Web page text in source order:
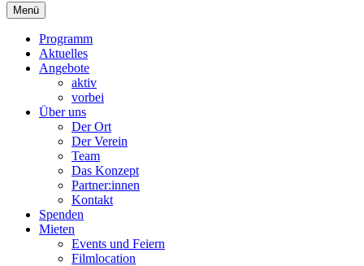
Primäres
Menü
Menü
Programm
Aktuelles
Angebote
aktiv
vorbei
Über uns
Der Ort
Der Verein
Team
Das Konzept
Partner:innen
Kontakt
Spenden
Mieten
Events und Feiern
Filmlocation